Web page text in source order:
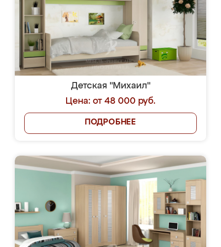
Детская "Михаил"
Цена: от 48 000 руб.
ПОДРОБНЕЕ